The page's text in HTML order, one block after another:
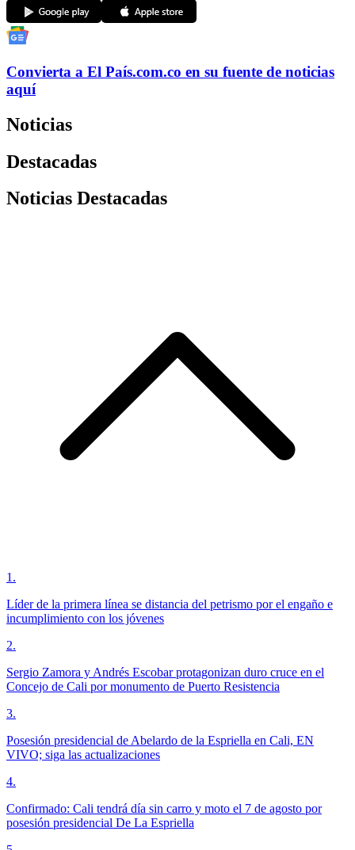
Convierta a El País.com.co en su fuente de noticias
aquí
Noticias
Destacadas
Noticias Destacadas
1 .
Líder de la primera línea se distancia del petrismo por el engaño e
incumplimiento con los jóvenes
2.
Sergio Zamora y Andrés Escobar protagonizan duro cruce en el
Concejo de Cali por monumento de Puerto Resistencia
3.
Posesión presidencial de Abelardo de la Espriella en Cali, EN
VIVO; siga las actualizaciones
4.
Confirmado: Cali tendrá día sin carro y moto el 7 de agosto por
posesión presidencial De La Espriella